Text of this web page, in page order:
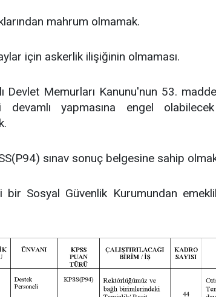
mahrum olmamak.
için askerlik ilişiğinin olmaması.
Devlet Memurları Kanunu'nun 53.
devamlı yapmasına engel
sınav sonuç belgesine sahip
Sosyal Güvenlik Kurumundan